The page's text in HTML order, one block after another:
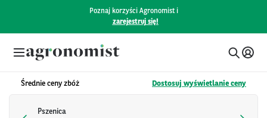
Poznaj korzyści Agronomist i
zarejestruj się!
Średnie ceny zbóż Dostosuj wyświetlanie ceny
Pszenica